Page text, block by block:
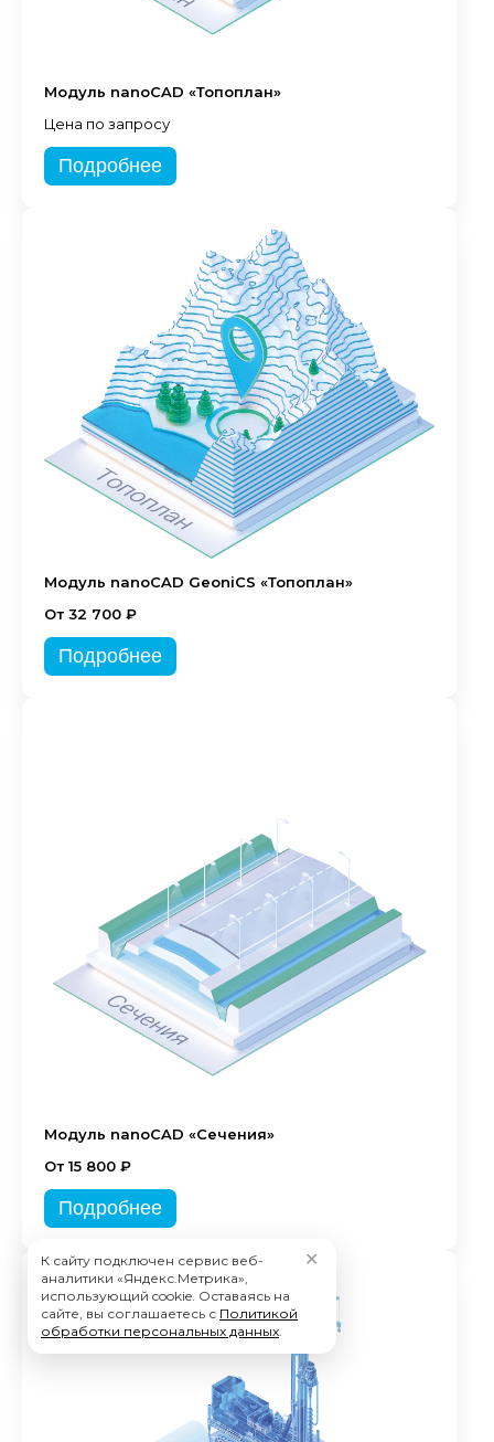
Модуль nanoCAD «Топоплан»
Цена по запросу
Подробнее
Модуль nanoCAD GeoniCS «Топоплан»
От 32 700 ₽
Подробнее
Модуль nanoCAD «Сечения»
От 15 800 ₽
Подробнее
К сайту подключен сервис веб-
аналитики «Яндекс.Метрика»,
использующий cookie. Оставаясь на
сайте, вы соглашаетесь с Политикой
обработки персональных данных.
✕